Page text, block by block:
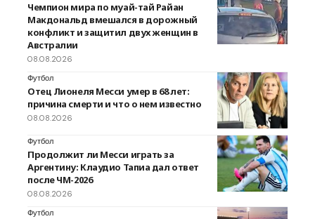
Чемпион мира по муай-тай Райан
Макдональд вмешался в дорожный
конфликт и защитил двух женщин в
Австралии
08.08.2026
Футбол
Отец Лионеля Месси умер в 68 лет:
причина смерти и что о нем известно
08.08.2026
Футбол
Продолжит ли Месси играть за
Аргентину: Клаудио Тапиа дал ответ
после ЧМ-2026
08.08.2026
Футбол